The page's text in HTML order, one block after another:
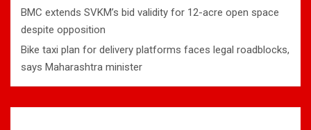
BMC extends SVKM’s bid validity for 12-acre open space
despite opposition
Bike taxi plan for delivery platforms faces legal roadblocks,
says Maharashtra minister